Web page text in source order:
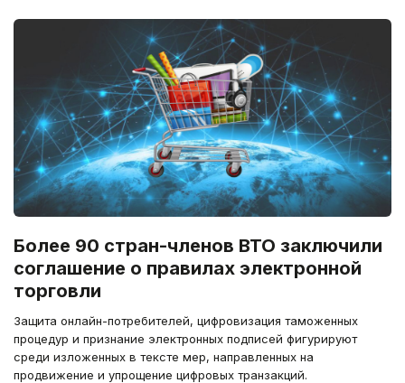
Более 90 стран-членов ВТО заключили
соглашение о правилах электронной
торговли
Защита онлайн-потребителей, цифровизация таможенных
процедур и признание электронных подписей фигурируют
среди изложенных в тексте мер, направленных на
продвижение и упрощение цифровых транзакций.